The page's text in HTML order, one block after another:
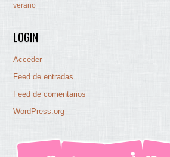
verano
LOGIN
Acceder
Feed de entradas
Feed de comentarios
WordPress.org